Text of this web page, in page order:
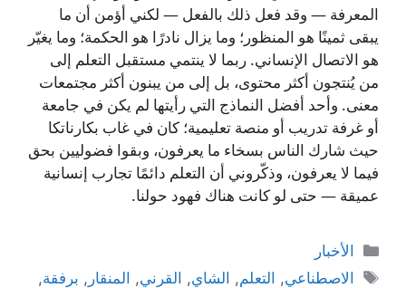
المعرفة — وقد فعل ذلك بالفعل — لكني أؤمن أن ما
يبقى ثمينًا هو المنظور؛ وما يزال نادرًا هو الحكمة؛ وما يغيّر
هو الاتصال الإنساني. ربما لا ينتمي مستقبل التعلم إلى
من يُنتجون أكثر محتوى، بل إلى من يبنون أكثر مجتمعات
معنى. وأحد أفضل النماذج التي رأيتها لم يكن في جامعة
أو غرفة تدريب أو منصة تعليمية؛ كان في غاب بكارناتكا
حيث شارك الناس بسخاء ما يعرفون، وبقوا فضوليين بحق
فيما لا يعرفون، وذكّروني أن التعلم دائمًا تجارب إنسانية
عميقة — حتى لو كانت هناك فهود حولنا.
التصنيفات
الأخبار
الوسوم
الاصطناعي, التعلم, الشاي, القرني, المنقار , برفقة,